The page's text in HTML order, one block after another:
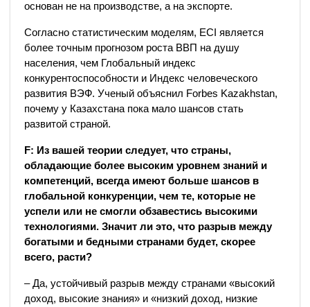
основан не на производстве, а на экспорте.
Согласно статистическим моделям, ECI является
более точным прогнозом роста ВВП на душу
населения, чем Глобальный индекс
конкурентоспособности и Индекс человеческого
развития ВЭФ. Ученый объяснил Forbes Kazakhstan,
почему у Казахстана пока мало шансов стать
развитой страной.
F: Из вашей теории следует, что страны,
обладающие более высоким уровнем знаний и
компетенций, всегда имеют больше шансов в
глобальной конкуренции, чем те, которые не
успели или не смогли обзавестись высокими
технологиями. Значит ли это, что разрыв между
богатыми и бедными странами будет, скорее
всего, расти?
– Да, устойчивый разрыв между странами «высокий
доход, высокие знания» и «низкий доход, низкие